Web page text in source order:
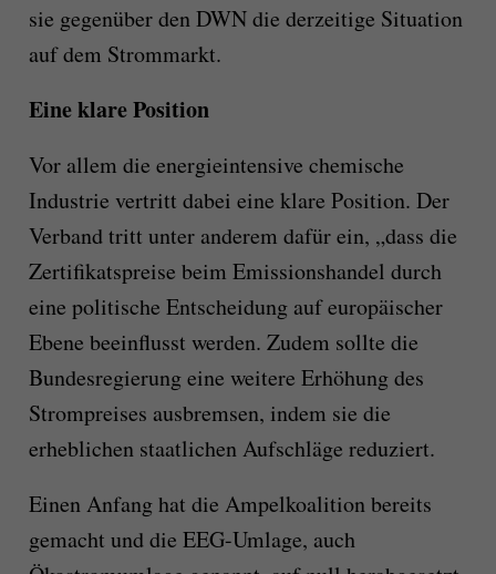
sie gegenüber den DWN die derzeitige Situation
auf dem Strommarkt.
Eine klare Position
Vor allem die energieintensive chemische
Industrie vertritt dabei eine klare Position. Der
Verband tritt unter anderem dafür ein, „dass die
Zertifikatspreise beim Emissionshandel durch
eine politische Entscheidung auf europäischer
Ebene beeinflusst werden. Zudem sollte die
Bundesregierung eine weitere Erhöhung des
Strompreises ausbremsen, indem sie die
erheblichen staatlichen Aufschläge reduziert.
Einen Anfang hat die Ampelkoalition bereits
gemacht und die EEG-Umlage, auch